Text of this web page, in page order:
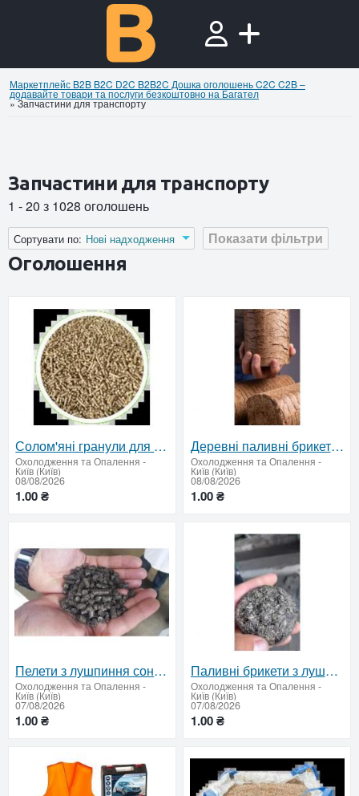
Маркетплейс B2B B2C D2C B2B2C Дошка оголошень C2C C2B –
додавайте товари та послуги безкоштовно на Багател
»Запчастини для транспорту
Запчастини для транспорту
1 - 20 з 1028 оголошень
Показати фільтри
Сортувати по: Нові надходження
Оголошення
Солом'яні гранули для підприємств | від 22 т
Охолодження та Опалення -
Київ (Київ)
08/08/2026
1.00 ₴
Деревні паливні брикети оптом — від 22 тонн
Охолодження та Опалення -
Київ (Київ)
08/08/2026
1.00 ₴
Пелети з лушпиння соняшника оптом — від 22 тонн
Охолодження та Опалення -
Київ (Київ)
07/08/2026
1.00 ₴
Паливні брикети з лушпиння соняшника — ціна за тонну, від 22 т
Охолодження та Опалення -
Київ (Київ)
07/08/2026
1.00 ₴